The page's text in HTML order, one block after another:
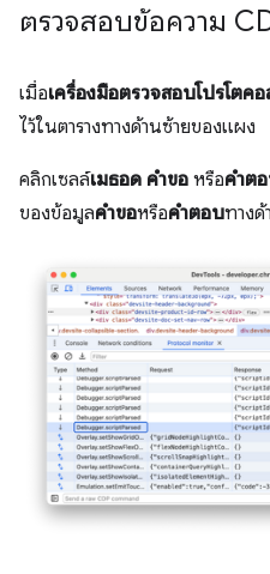
ตรวจสอบข้อความ
เมื่อเครื่องมือตรวจสอบโปรโตคอ
ไว้ในตารางทางด้านซ้ายของแผง
คลิกเซลล์เมธอด คําขอ หรือคําต
ของข้อมูลคําขอหรือคําตอบทางด้